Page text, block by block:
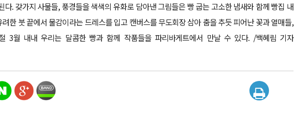
다. 갖가지 사물들, 풍경들을 색색의 유화로 담아낸 그림들은 빵 굽는 고소한 냄새와 함께 빵집 내
한 붓 끝에서 물감이라는 드레스를 입고 캔버스를 무도회장 삼아 춤을 추듯 피어난 꽃과 열매들,
3월 내내 우리는 달콤한 빵과 함께 작품들을 파리바게트에서 만날 수 있다. /백혜림 기자